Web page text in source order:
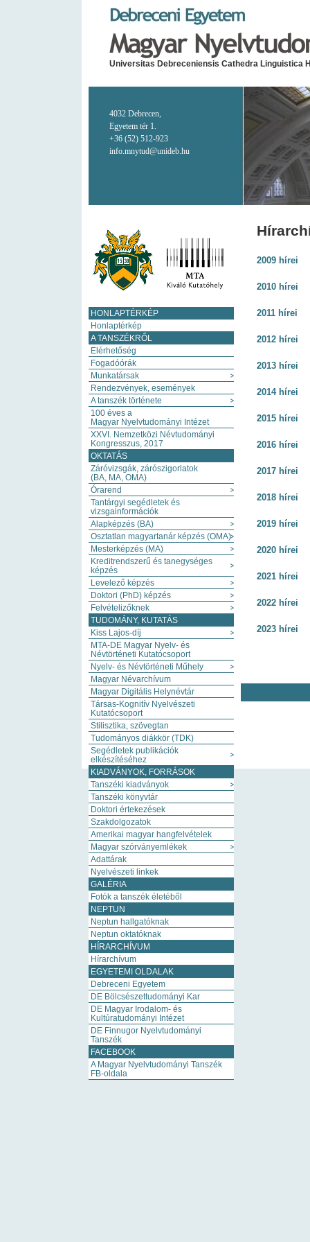
Universitas Debreceniensis Cathedra Linguistica
4032 Debrecen,
Egyetem tér 1.
+36 (52) 512-923
info.mnytud@unideb.hu
2009 hírei
2010 hírei
2011 hírei
2012 hírei
2013 hírei
2014 hírei
2015 hírei
2016 hírei
2017 hírei
2018 hírei
2019 hírei
2020 hírei
2021 hírei
2022 hírei
2023 hírei
HONLAPTÉRKÉP
Honlaptérkép
A TANSZÉKRŐL
Elérhetőség
Fogadóórák
Munkatársak
Rendezvények, események
A tanszék története
100 éves a
Magyar Nyelvtudományi Intézet
XXVI. Nemzetközi Névtudományi
Kongresszus, 2017
OKTATÁS
Záróvizsgák, zárószigorlatok
(BA, MA, OMA)
Órarend
Tantárgyi segédletek és
vizsgainformációk
Alapképzés (BA)
Osztatlan magyartanár képzés (OMA)
Mesterképzés (MA)
Kreditrendszerű és tanegységes
képzés
Levelező képzés
Doktori (PhD) képzés
Felvételizőknek
TUDOMÁNY, KUTATÁS
Kiss Lajos-díj
MTA-DE Magyar Nyelv- és
Névtörténeti Kutatócsoport
Nyelv- és Névtörténeti Műhely
Magyar Névarchívum
Magyar Digitális Helynévtár
Társas-Kognitív Nyelvészeti
Kutatócsoport
Stilisztika, szövegtan
Tudományos diákkör (TDK)
Segédletek publikációk
elkészítéséhez
KIADVÁNYOK, FORRÁSOK
Tanszéki kiadványok
Tanszéki könyvtár
Doktori értekezések
Szakdolgozatok
Amerikai magyar hangfelvételek
Magyar szórványemlékek
Adattárak
Nyelvészeti linkek
GALÉRIA
Fotók a tanszék életéből
NEPTUN
Neptun hallgatóknak
Neptun oktatóknak
HÍRARCHÍVUM
Hírarchívum
EGYETEMI OLDALAK
Debreceni Egyetem
DE Bölcsészettudományi Kar
DE Magyar Irodalom- és
Kultúratudományi Intézet
DE Finnugor Nyelvtudományi
Tanszék
FACEBOOK
A Magyar Nyelvtudományi Tanszék
FB-oldala